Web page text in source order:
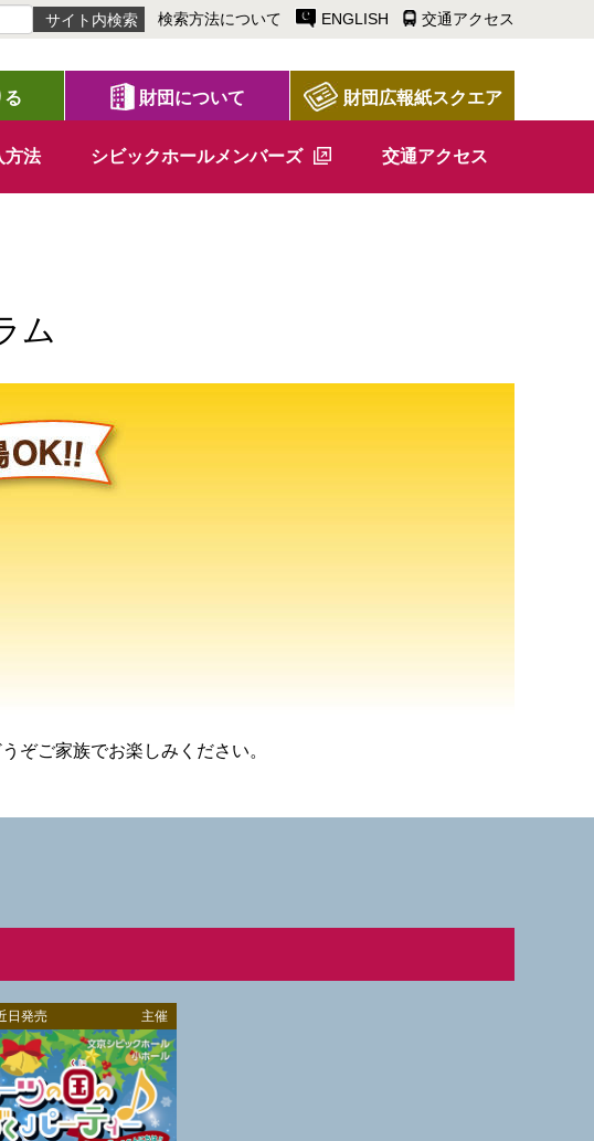
検索方法について ENGLISH 交通アクセス
る 財団について 財団広報紙スクエア
方法 シビックホールメンバーズ 交通アクセス
ム
ぞご家族でお楽しみください。
日発売 主催